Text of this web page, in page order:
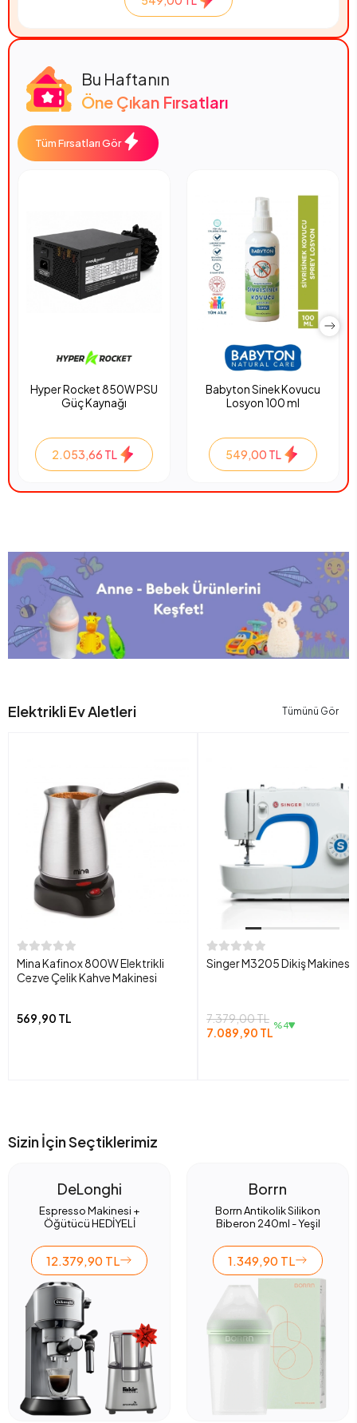
Bu Haftanın
Öne Çıkan Fırsatları
Tüm Fırsatları Gör
Hyper Rocket 850W PSU
Güç Kaynağı
2.053,66 TL
Babyton Sinek Kovucu
Losyon 100 ml
549,00 TL
Elektrikli Ev Aletleri Tümünü Gör
Mina Kafinox 800W Elektrikli
Cezve Çelik Kahve Makinesi
569,90 TL
Singer M3205 Dikiş Makinesi
7.379,00 TL
7.089,90 TL %4
Sizin İçin Seçtiklerimiz
DeLonghi
Espresso Makinesi +
Öğütücü HEDİYELİ
12.379,90 TL
Borrn
Borrn Antikolik Silikon
Biberon 240ml - Yeşil
1.349,90 TL